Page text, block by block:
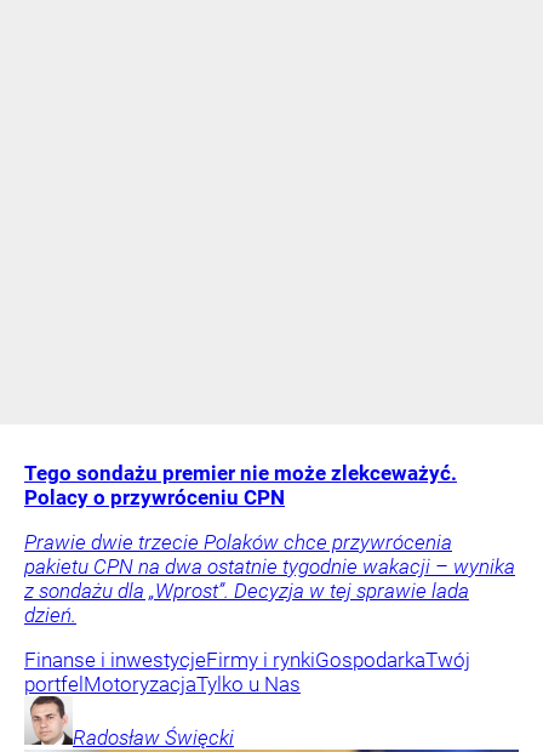
Tego sondażu premier nie może zlekceważyć.
Polacy o przywróceniu CPN
Prawie dwie trzecie Polaków chce przywrócenia
pakietu CPN na dwa ostatnie tygodnie wakacji – wynika
z sondażu dla „Wprost”. Decyzja w tej sprawie lada
dzień.
Finanse i inwestycjeFirmy i rynkiGospodarkaTwój
portfel MotoryzacjaTylko u Nas
Radosław Święcki